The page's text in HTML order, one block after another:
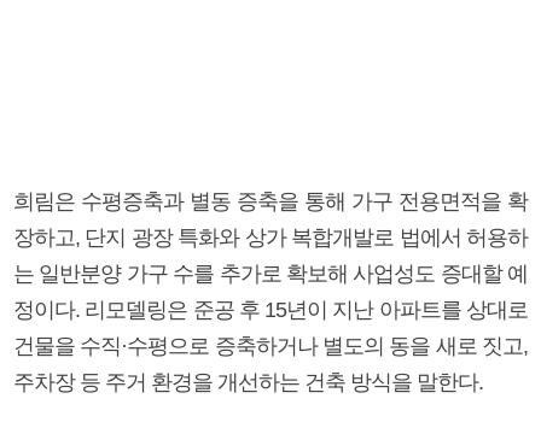
희림은 수평증축과 별동 증축을 통해 가구 전용면적을 확
장하고, 단지 광장 특화와 상가 복합개발로 법에서 허용하
는 일반분양 가구 수를 추가로 확보해 사업성도 증대할 예
정이다. 리모델링은 준공 후 15년이 지난 아파트를 상대로
건물을 수직·수평으로 증축하거나 별도의 동을 새로 짓고,
주차장 등 주거 환경을 개선하는 건축 방식을 말한다.